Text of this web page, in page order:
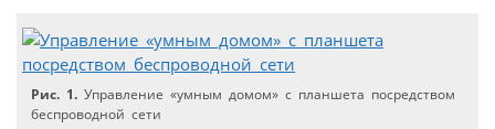
Рис. 1. Управление «умным домом» с планшета посредством
беспроводной сети